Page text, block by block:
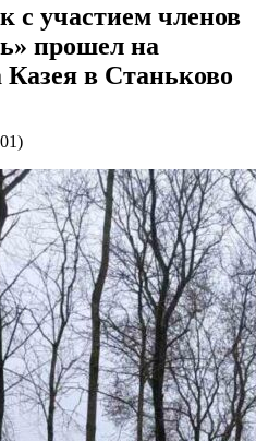
с участием членов
прошел на
в Станьково